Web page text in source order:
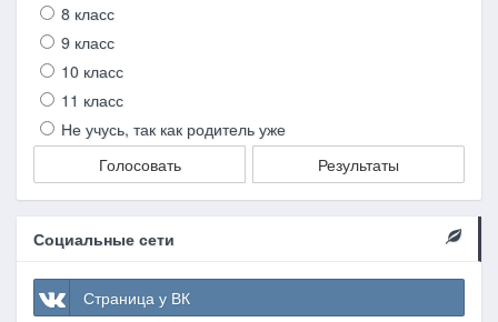
8 класс
9 класс
10 класс
11 класс
Не учусь, так как родитель уже
Голосовать
Результаты
Социальные сети
Страница у ВК